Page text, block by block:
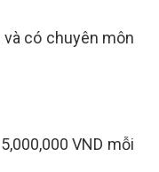
có chuyên môn
VND mỗi